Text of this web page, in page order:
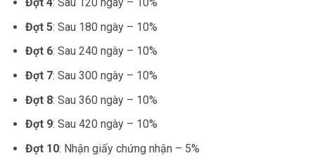
Đợt 5: Sau 180 ngày – 10%
Đợt 6: Sau 240 ngày – 10%
Đợt 7: Sau 300 ngày – 10%
Đợt 8: Sau 360 ngày – 10%
Đợt 9: Sau 420 ngày – 10%
Đợt 10: Nhận giấy chứng nhận – 5%